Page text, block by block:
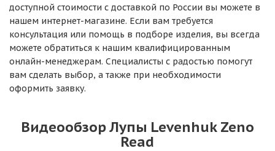
доступной стоимости с доставкой по России вы можете в
нашем интернет-магазине. Если вам требуется
консультация или помощь в подборе изделия, вы всегда
можете обратиться к нашим квалифицированным
онлайн-менеджерам. Специалисты с радостью помогут
вам сделать выбор, а также при необходимости
оформить заявку.
Видеообзор Лупы Levenhuk Zeno
Read